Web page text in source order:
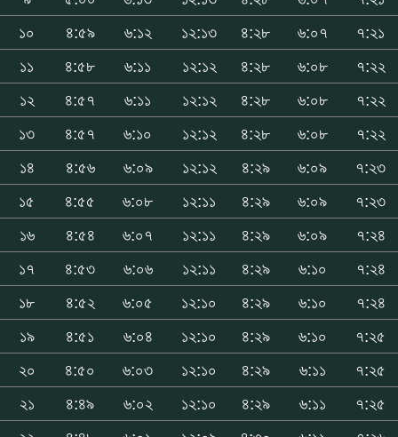
১০
৪:৫৯ ৬:১২ ১২:১৩ ৪:২৮ ৬:০৭
৭:২১
১১
৪:৫৮ ৬:১১ ১২:১২ ৪:২৮ ৬:০৮
৭:২২
১২
৪:৫৭ ৬:১১ ১২:১২ ৪:২৮ ৬:০৮
৭:২২
১৩
৪:৫৭ ৬:১০ ১২:১২ ৪:২৮ ৬:০৮
৭:২২
১৪
৪:৫৬ ৬:০৯ ১২:১২ ৪:২৯ ৬:০৯
৭:২৩
১৫
৪:৫৫ ৬:০৮ ১২:১১ ৪:২৯ ৬:০৯
৭:২৩
১৬
৪:৫৪ ৬:০৭ ১২:১১ ৪:২৯ ৬:০৯
৭:২৪
১৭
৪:৫৩ ৬:০৬ ১২:১১ ৪:২৯ ৬:১০
৭:২৪
১৮
৪:৫২ ৬:০৫ ১২:১০ ৪:২৯ ৬:১০
৭:২৪
১৯
৪:৫১ ৬:০৪ ১২:১০ ৪:২৯ ৬:১০
৭:২৫
২০
৪:৫০ ৬:০৩ ১২:১০ ৪:২৯ ৬:১১
৭:২৫
২১
৪:৪৯ ৬:০২ ১২:১০ ৪:২৯ ৬:১১
৭:২৫